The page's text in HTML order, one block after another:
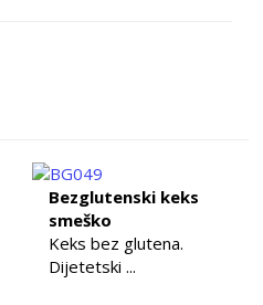
Bezglutenski keks
smeško
Keks bez glutena.
Dijetetski ...